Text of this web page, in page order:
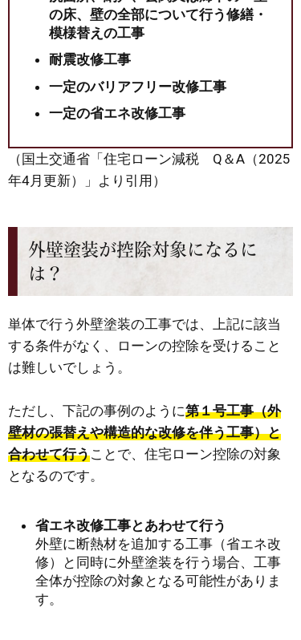
の床、壁の全部について行う修繕・
模様替えの工事
耐震改修工事
一定のバリアフリー改修工事
一定の省エネ改修工事
（国土交通省「住宅ローン減税 Q＆A（2025
年4月更新）」より引用）
外壁塗装が控除対象になるに
は？
単体で行う外壁塗装の工事では、上記に該当
する条件がなく、ローンの控除を受けること
は難しいでしょう。
ただし、下記の事例のように第１号工事（外
壁材の張替えや構造的な改修を伴う工事）と
合わせて行うことで、住宅ローン控除の対象
となるのです。
省エネ改修工事とあわせて行う
外壁に断熱材を追加する工事（省エネ改
修）と同時に外壁塗装を行う場合、工事
全体が控除の対象となる可能性がありま
す。